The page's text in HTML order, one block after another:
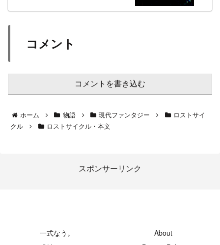
コメント
コメントを書き込む
ホーム 物語 現代ファンタジー
ロストサイ
クル
ロストサイクル・本文
スポンサーリンク
一式なう。
About